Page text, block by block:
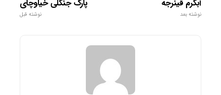
پارک جنگلی خیاوچای
نوشته قبل
آبگرم قینرجه
نوشته بعد